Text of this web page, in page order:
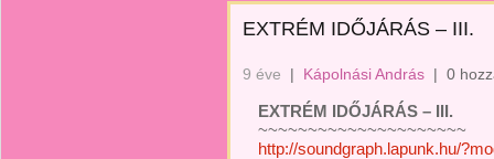
EXTRÉM IDŐJÁRÁS – III.
9 éve | Kápolnási András | 0
EXTRÉM IDŐJÁRÁS – III.
~~~~~~~~~~~~~~~~~~~~~
http://soundgraph.lapunk.hu/